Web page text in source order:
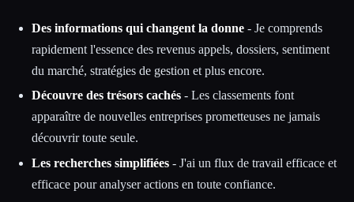
Des informations qui changent la donne - Je comprends
rapidement l'essence des revenus appels, dossiers, sentiment
du marché, stratégies de gestion et plus encore.
Découvre des trésors cachés - Les classements font
apparaître de nouvelles entreprises prometteuses ne jamais
découvrir toute seule.
Les recherches simplifiées - J'ai un flux de travail efficace et
efficace pour analyser actions en toute confiance.